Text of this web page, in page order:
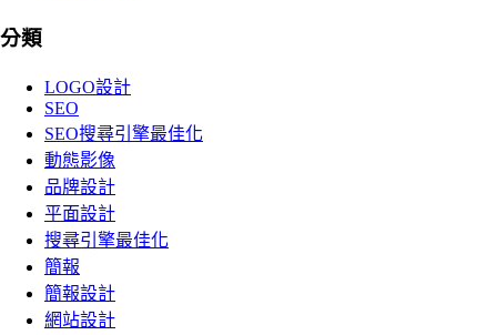
分類
LOGO設計
SEO
SEO搜尋引擎最佳化
動態影像
品牌設計
平面設計
搜尋引擎最佳化
簡報
簡報設計
網站設計